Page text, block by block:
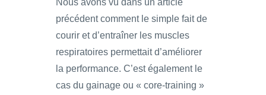
précédent comment le simple fait de
courir et d’entraîner les muscles
respiratoires permettait d’améliorer
la performance. C’est également le
cas du gainage ou « core-training »